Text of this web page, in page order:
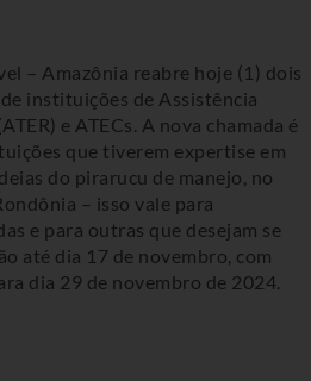
– Amazônia reabre hoje (1) dois
instituições de Assistência
e ATECs. A nova chamada é
que tiverem expertise em
do pirarucu de manejo, no
– isso vale para
e para outras que desejam se
até dia 17 de novembro, com
dia 29 de novembro de 2024.